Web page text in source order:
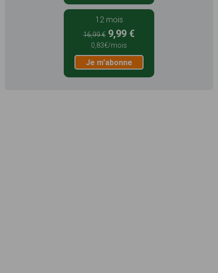
12 mois
16,99 € 9,99 €
0,83€/mois
Je m'abonne